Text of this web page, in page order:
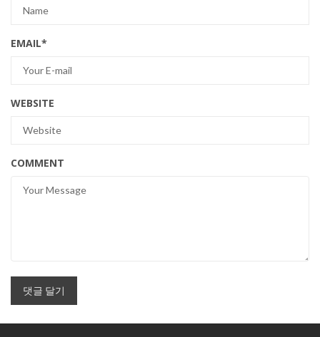
EMAIL*
WEBSITE
COMMENT